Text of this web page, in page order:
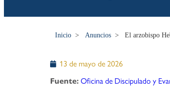
Inicio > Anuncios > El arzobispo
13 de mayo de 2026
Fuente: Oficina de Discipulado y